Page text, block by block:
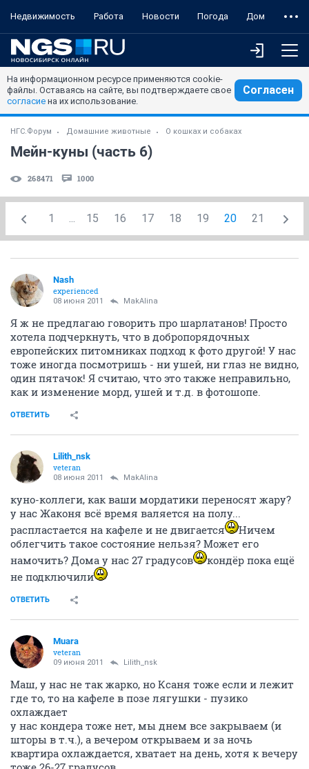
Недвижимость Работа Новости Погода Дом
На информационном ресурсе применяются cookie-
файлы. Оставаясь на сайте, вы подтверждаете свое
согласие на их использование.
Согласен
НГС.Форум Домашние животные О кошках и собаках
Мейн-куны (часть 6)
268471 1000
1 ... 15 16 17 18 19 20 21
Nash
experienced
08 июня 2011 MakAlina
Я ж не предлагаю говорить про шарлатанов! Просто
хотела подчеркнуть, что в добропорядочных
европейских питомниках подход к фото другой! У нас
тоже иногда посмотришь - ни ушей, ни глаз не видно,
один пятачок! Я считаю, что это также неправильно,
как и изменение морд, ушей и т.д. в фотошопе.
ОТВЕТИТЬ
Lilith_nsk
veteran
08 июня 2011 MakAlina
куно-коллеги, как ваши мордатики переносят жару?
у нас Жаконя всё время валяется на полу...
распластается на кафеле и не двигается
Ничем
облегчить такое состояние нельзя? Может его
намочить? Дома у нас 27 градусов
кондёр пока ещё
не подключили
ОТВЕТИТЬ
Muara
veteran
09 июня 2011 Lilith_nsk
Маш, у нас не так жарко, но Ксаня тоже если и лежит
где то, то на кафеле в позе лягушки - пузико
охлаждает
у нас кондера тоже нет, мы днем все закрываем (и
шторы в т.ч.), а вечером открываем и за ночь
квартира охлаждается, хватает на день, хотя к вечеру